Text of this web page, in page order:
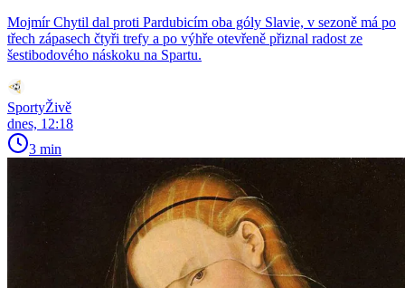
Mojmír Chytil dal proti Pardubicím oba góly Slavie, v sezoně má po
třech zápasech čtyři trefy a po výhře otevřeně přiznal radost ze
šestibodového náskoku na Spartu.
SportyŽivě
dnes, 12:18
3 min